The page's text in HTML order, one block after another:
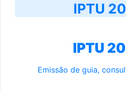
IPTU
IPTU
Emissão de guia,